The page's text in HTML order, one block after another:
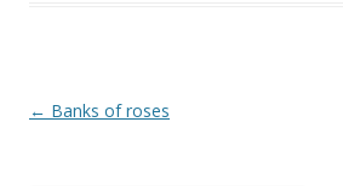
Navigation
← Banks of roses